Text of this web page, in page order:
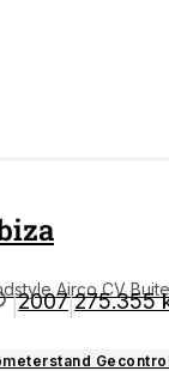
Airco CV
|2007|275.355